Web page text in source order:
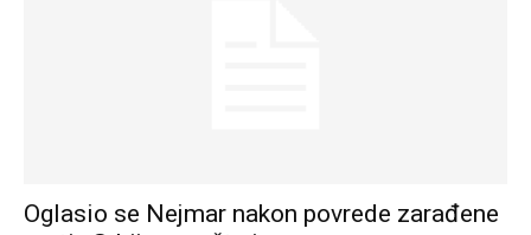
Oglasio se Nejmar nakon povrede zarađene